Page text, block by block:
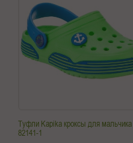
Туфли Kapika кроксы для мальчика
82141-1